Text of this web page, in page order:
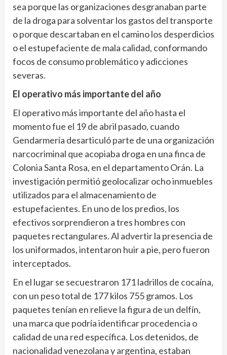
sea porque las organizaciones desgranaban parte
de la droga para solventar los gastos del transporte
o porque descartaban en el camino los desperdicios
o el estupefaciente de mala calidad, conformando
focos de consumo problemático y adicciones
severas.
El operativo más importante del año
El operativo más importante del año hasta el
momento fue el 19 de abril pasado, cuando
Gendarmería desarticuló parte de una organización
narcocriminal que acopiaba droga en una finca de
Colonia Santa Rosa, en el departamento Orán. La
investigación permitió geolocalizar ocho inmuebles
utilizados para el almacenamiento de
estupefacientes. En uno de los predios, los
efectivos sorprendieron a tres hombres con
paquetes rectangulares. Al advertir la presencia de
los uniformados, intentaron huir a pie, pero fueron
interceptados.
En el lugar se secuestraron 171 ladrillos de cocaína,
con un peso total de 177 kilos 755 gramos. Los
paquetes tenían en relieve la figura de un delfín,
una marca que podría identificar procedencia o
calidad de una red específica. Los detenidos, de
nacionalidad venezolana y argentina, estaban